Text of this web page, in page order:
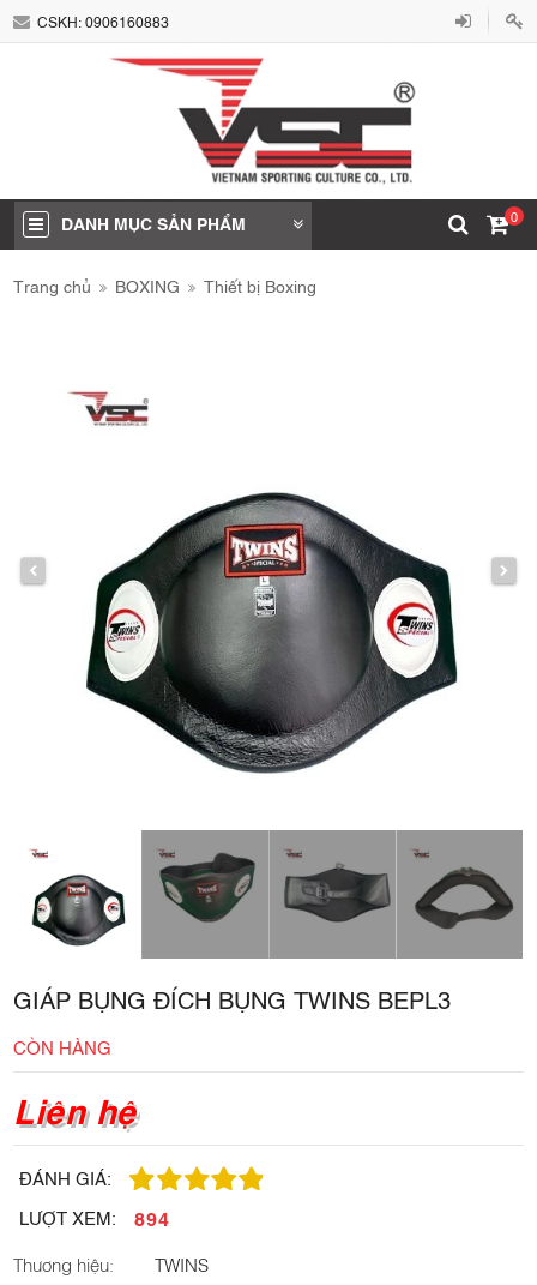
CSKH:0906160883
DANH MỤC SẢN PHẨM 0
Trang chủ BOXING Thiết bị Boxing
GIÁP BỤNG ĐÍCH BỤNG TWINS BEPL3
CÒN HÀNG
Liên hệ
ĐÁNH GIÁ:
LƯỢT XEM:
894
Thương hiệu:
TWINS